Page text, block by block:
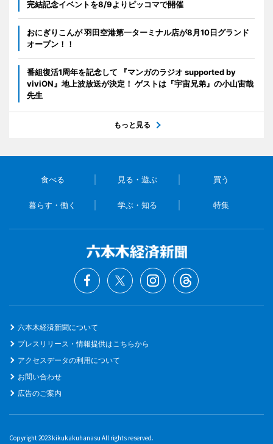
完結記念イベントを8/9よりピッコマで開催
おにぎりこんが 羽田空港第一ターミナル店が8月10日グランド
オープン！！
番組復活1周年を記念して 『マンガのラジオ supported by
viviON』地上波放送が決定！ ゲストは『宇宙兄弟』の小山宙哉
先生
もっと見る
食べる 見る・遊ぶ 買う
暮らす・働く 学ぶ・知る 特集
六本木経済新聞について
プレスリリース・情報提供はこちらから
アクセスデータの利用について
お問い合わせ
広告のご案内
Copyright 2023 kikukakuhanasu All rights reserved.